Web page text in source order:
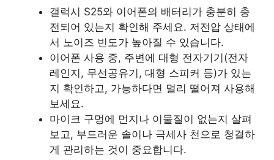
갤럭시 S25와 이어폰의 배터리가 충분히 충
전되어 있는지 확인해 주세요. 저전압 상태에
서 노이즈 빈도가 높아질 수 있습니다.
이어폰 사용 중, 주변에 대형 전자기기(전자
레인지, 무선공유기, 대형 스피커 등)가 있는
지 확인하고, 가능하다면 멀리 떨어져 사용해
보세요.
마이크 구멍에 먼지나 이물질이 없는지 살펴
보고, 부드러운 솔이나 극세사 천으로 청결하
게 관리하는 것이 중요합니다.